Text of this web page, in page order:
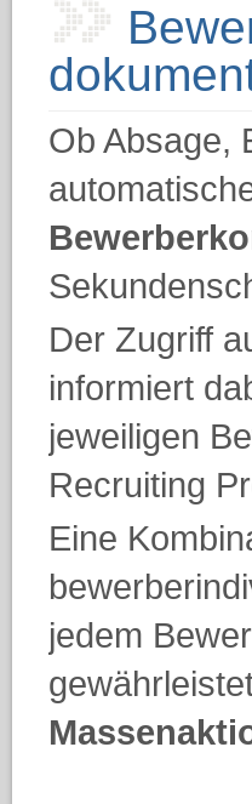
Ob Absage,
Der Zugriff
informiert
jeweiligen
Recruiting
Eine
jedem